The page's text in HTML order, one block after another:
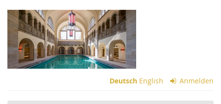
Zum
Haupt-
Inhalt
springen
Deutsch English Anmelden